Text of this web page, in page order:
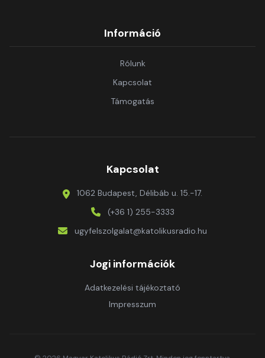
Információ
Rólunk
Kapcsolat
Támogatás
Kapcsolat
1062 Budapest, Délibáb u. 15.-17.
(+36 1) 255-3333
ugyfelszolgalat@katolikusradio.hu
Jogi információk
Adatkezelési tájékoztató
Impresszum